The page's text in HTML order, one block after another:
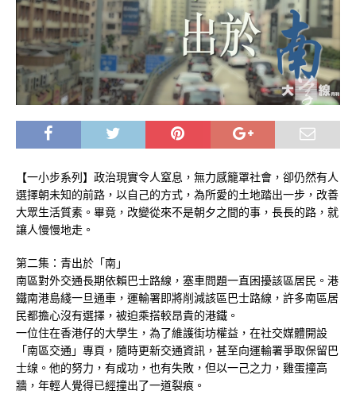
【一小步系列】政治現實令人窒息，無力感籠罩社會，卻仍然有人
選擇朝未知的前路，以自己的方式，為所愛的土地踏出一步，改善
大眾生活質素。畢竟，改變從來不是朝夕之間的事，長長的路，就
讓人慢慢地走。
第二集：青出於「南」
南區對外交通長期依賴巴士路線，塞車問題一直困擾該區居民。港
鐵南港島綫一旦通車，運輸署即將削減該區巴士路線，許多南區居
民都擔心沒有選擇，被迫乘搭較昂貴的港鐵。
一位住在香港仔的大學生，為了維護街坊權益，在社交媒體開設
「南區交通」專頁，隨時更新交通資訊，甚至向運輸署爭取保留巴
士缐。他的努力，有成功，也有失敗，但以一己之力，雞蛋撞高
牆，年輕人覺得已經撞出了一道裂痕。